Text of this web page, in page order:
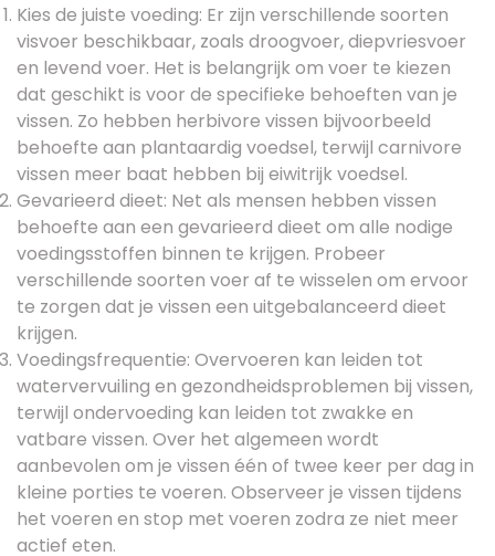
Kies de juiste voeding: Er zijn verschillende soorten
visvoer beschikbaar, zoals droogvoer, diepvriesvoer
en levend voer. Het is belangrijk om voer te kiezen
dat geschikt is voor de specifieke behoeften van je
vissen. Zo hebben herbivore vissen bijvoorbeeld
behoefte aan plantaardig voedsel, terwijl carnivore
vissen meer baat hebben bij eiwitrijk voedsel.
Gevarieerd dieet: Net als mensen hebben vissen
behoefte aan een gevarieerd dieet om alle nodige
voedingsstoffen binnen te krijgen. Probeer
verschillende soorten voer af te wisselen om ervoor
te zorgen dat je vissen een uitgebalanceerd dieet
krijgen.
Voedingsfrequentie: Overvoeren kan leiden tot
watervervuiling en gezondheidsproblemen bij vissen,
terwijl ondervoeding kan leiden tot zwakke en
vatbare vissen. Over het algemeen wordt
aanbevolen om je vissen één of twee keer per dag in
kleine porties te voeren. Observeer je vissen tijdens
het voeren en stop met voeren zodra ze niet meer
actief eten.